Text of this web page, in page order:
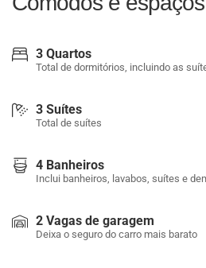
3 Quartos
Total de dormitórios, incluindo as
3 Suítes
Total de suítes
4 Banheiros
Inclui banheiros, lavabos, suítes e
2 Vagas de garagem
Deixa o seguro do carro mais barato